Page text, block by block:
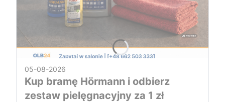
05-08-2026
Kup bramę Hörmann i odbierz
zestaw pielęgnacyjny za 1 zł